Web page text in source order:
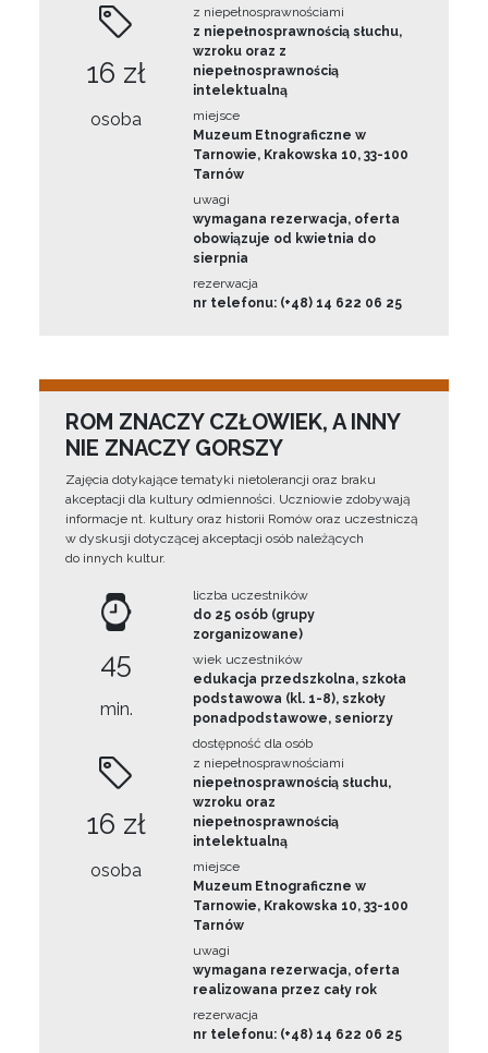
16 zł
osoba
z niepełnosprawnościami
z niepełnosprawnością słuchu,
wzroku oraz z
niepełnosprawnością
intelektualną
miejsce
Muzeum Etnograficzne w
Tarnowie, Krakowska 10, 33-100
Tarnów
uwagi
wymagana rezerwacja, oferta
obowiązuje od kwietnia do
sierpnia
rezerwacja
nr telefonu: (+48) 14 622 06 25
ROM ZNACZY CZŁOWIEK, A INNY
NIE ZNACZY GORSZY
Zajęcia dotykające tematyki nietolerancji oraz braku
akceptacji dla kultury odmienności. Uczniowie zdobywają
informacje nt. kultury oraz historii Romów oraz uczestniczą
w dyskusji dotyczącej akceptacji osób należących
do innych kultur.
45
min.
16 zł
osoba
liczba uczestników
do 25 osób (grupy
zorganizowane)
wiek uczestników
edukacja przedszkolna, szkoła
podstawowa (kl. 1-8), szkoły
ponadpodstawowe, seniorzy
dostępność dla osób
z niepełnosprawnościami
niepełnosprawnością słuchu,
wzroku oraz
niepełnosprawnością
intelektualną
miejsce
Muzeum Etnograficzne w
Tarnowie, Krakowska 10, 33-100
Tarnów
uwagi
wymagana rezerwacja, oferta
realizowana przez cały rok
rezerwacja
nr telefonu: (+48) 14 622 06 25